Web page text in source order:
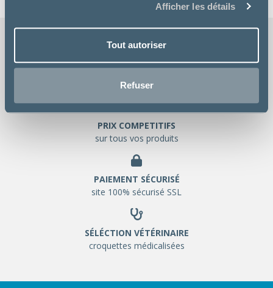
Afficher les détails
Tout autoriser
Refuser
LIVRAISON GRATUITE
chez votre vétérinaire
PRIX COMPETITIFS
sur tous vos produits
PAIEMENT SÉCURISÉ
site 100% sécurisé SSL
SÉLÉCTION VÉTÉRINAIRE
croquettes médicalisées